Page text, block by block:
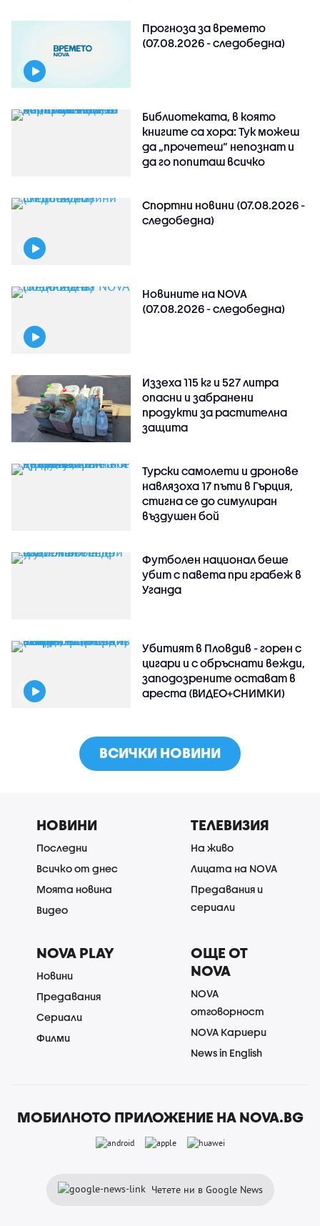
Прогноза за времето
(07.08.2026 - следобедна)
Библиотеката, в която
книгите са хора: Тук можеш
да „прочетеш“ непознат и
да го попиташ всичко
Спортни новини (07.08.2026 -
следобедна)
Новините на NOVA
(07.08.2026 - следобедна)
Иззеха 115 кг и 527 литра
опасни и забранени
продукти за растителна
защита
Турски самолети и дронове
навлязоха 17 пъти в Гърция,
стигна се до симулиран
въздушен бой
Футболен национал беше
убит с павета при грабеж в
Уганда
Убитият в Пловдив - горен с
цигари и с обръснати вежди,
заподозрените остават в
ареста (ВИДЕО+СНИМКИ)
ВСИЧКИ НОВИНИ
НОВИНИ
Последни
Всичко от днес
Моята новина
Видео
ТЕЛЕВИЗИЯ
На живо
Лицата на NOVA
Предавания и
сериали
NOVA PLAY
Новини
Предавания
Сериали
Филми
ОЩЕ ОТ
NOVA
NOVA
отговорност
NOVA Кариери
News in English
МОБИЛНОТО ПРИЛОЖЕНИЕ НА NOVA.BG
Четете ни в Google News